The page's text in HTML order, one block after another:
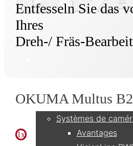
Systèmes de
Avantages
Entfesseln Sie das
Ihres
Dreh-/ Fräs-
OKUMA Multus
1x